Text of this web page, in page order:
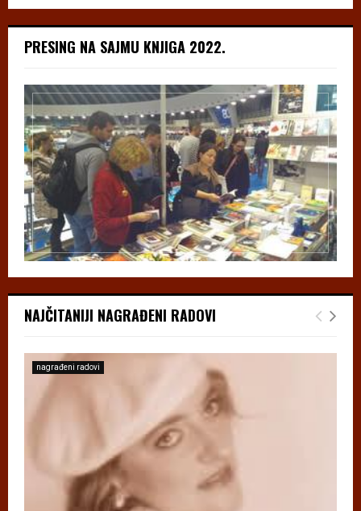
PRESING NA SAJMU KNJIGA 2022.
NAJČITANIJI NAGRAĐENI RADOVI
nagrađeni radovi